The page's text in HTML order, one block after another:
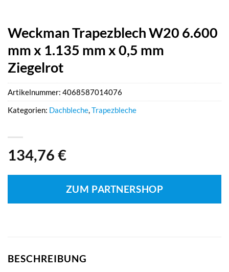
Weckman Trapezblech W20 6.600
mm x 1.135 mm x 0,5 mm
Ziegelrot
134,76 €
ZUM PARTNERSHOP
Artikelnummer: 4068587014076
Kategorien: Dachbleche,Trapezbleche
BESCHREIBUNG